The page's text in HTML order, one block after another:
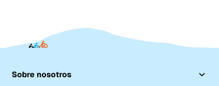
Sobre nosotros